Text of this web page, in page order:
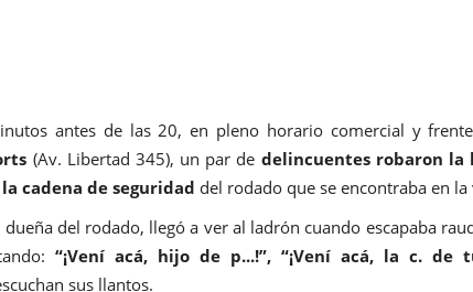
antes de las 20, en pleno horario comercial y
(Av. Libertad 345), un par de delincuentes robaron la
cadena de seguridad del rodado que se encontraba en la
del rodado, llegó a ver al ladrón cuando escapaba
“¡Vení acá, hijo de p...!”, “¡Vení acá, la c. de
sus llantos.